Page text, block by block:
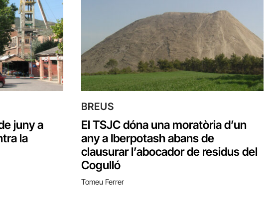
juny a
la
BREUS
El TSJC dóna una moratòria d’un
any a Iberpotash abans de
clausurar l’abocador de residus del
Cogulló
Tomeu Ferrer